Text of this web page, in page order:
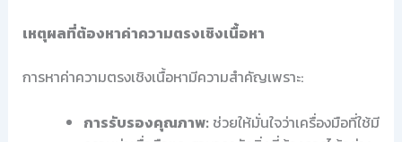
เหตุผลที่ต้องหาค่าความตรงเชิงเนื้อหา
การหาค่าความตรงเชิงเนื้อหามีความสำคัญเพราะ:
การรับรองคุณภาพ: ช่วยให้มั่นใจว่าเครื่องมือที่ใช้มี